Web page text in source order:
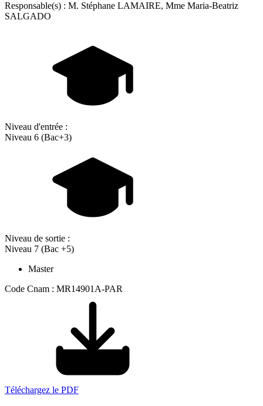
Responsable(s) : M. Stéphane LAMAIRE, Mme Maria-Beatriz
SALGADO
Niveau d'entrée :
Niveau 6 (Bac+3)
Niveau de sortie :
Niveau 7 (Bac +5)
Master
Code Cnam : MR14901A-PAR
Téléchargez le PDF